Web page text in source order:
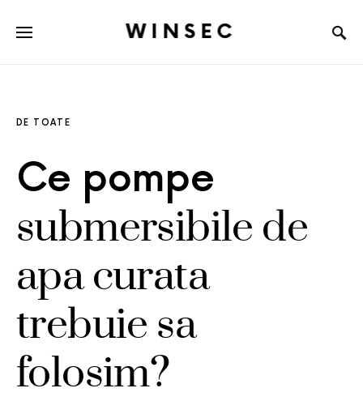
WINSEC
DE TOATE
Ce pompe
submersibile de
apa curata
trebuie sa
folosim?